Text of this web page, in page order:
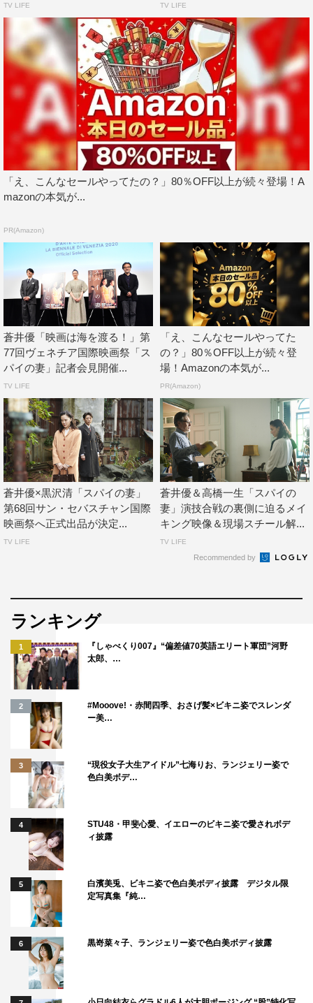
んでした。30〜40年代の伝統的な世界を現代のスタイル
で表現しています」と本作を絶賛している。
受賞にあたり、黒沢監督は「スタッフと俳優の力が最高の
かたちで組み合わさった結果だと思っています。映画の可
能性は無限なのだと、この歳になって実感しました」と述
べた。
蒼井は「ケイト・ブランシェットさんから監督のお名前が
呼ばれた瞬間、現場の片隅でモニターを静かに並んで見つ
められていた、監督と奥様の後ろ姿を思い出しました。た
くさんの映画仲間から連絡が入り、みんなとても興奮し、
感動し、喜んでいます」と喜びのコメント。
高橋は「この作品が世界で評価されることを嬉しく思いま
す。黒沢監督のもと、あの空間、あのスタッフ、キャスト
と共に作品を作り上げていく時間は、最高の体験でした」
と撮影を感慨深く振り返っていた。
そんな世界各国から称賛を浴びた「スパイの妻」は、いよ
＜作品情報＞
「スパイの妻」
2020年10月16日（金）新宿ピカデリー他全国ロードショ
ー
TV LIFE TV LIFE
「え、こんなセールやってたの？」80％OFF以上が続々登場！A
mazonの本気が...
PR(Amazon)
蒼井優「映画は海を渡る！」第
77回ヴェネチア国際映画祭「ス
パイの妻」記者会見開催...
TV LIFE
「え、こんなセールやってた
の？」80％OFF以上が続々登
場！Amazonの本気が...
PR(Amazon)
蒼井優×黒沢清「スパイの妻」
第68回サン・セバスチャン国際
映画祭へ正式出品が決定...
TV LIFE
蒼井優＆高橋一生「スパイの
妻」演技合戦の裏側に迫るメイ
キング映像＆現場スチール解...
TV LIFE
Recommended by
ランキング
1
『しゃべくり007』“偏差値70英語エリート軍団”河野
太郎、…
2
#Mooove!・赤間四季、おさげ髪×ビキニ姿でスレンダ
ー美…
3
“現役女子大生アイドル”七海りお、ランジェリー姿で
色白美ボデ…
4
STU48・甲斐心愛、イエローのビキニ姿で愛されボデ
ィ披露
5
白濱美兎、ビキニ姿で色白美ボディ披露 デジタル限
定写真集『純…
6 黒嵜菜々子、ランジェリー姿で色白美ボディ披露